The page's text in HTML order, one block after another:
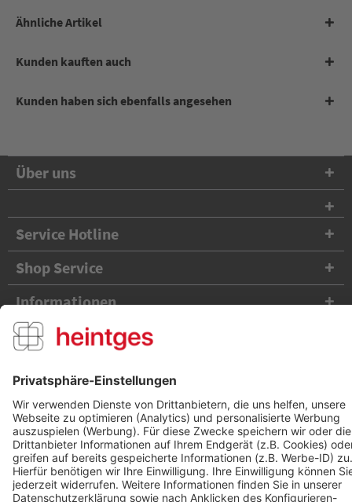
Ähnliche Artikel
Kunden kauften auch
Kunden haben sich ebenfalls angesehen
Über uns
Service Hotline
Shop Service
Informationen
Folge uns
Versandpartner
Zahlungsarten